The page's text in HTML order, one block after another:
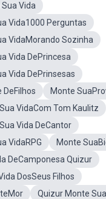
Vida
Vida1000 Perguntas
VidaMorando Sozinha
Vida DePrincesa
Vida DePrinsesas
DeFilhos
Monte
VidaCom Tom Kaulitz
Vida DeCantor
VidaRPG
Monte
DeCamponesa Quizur
DosSeus Filhos
Quizur Monte